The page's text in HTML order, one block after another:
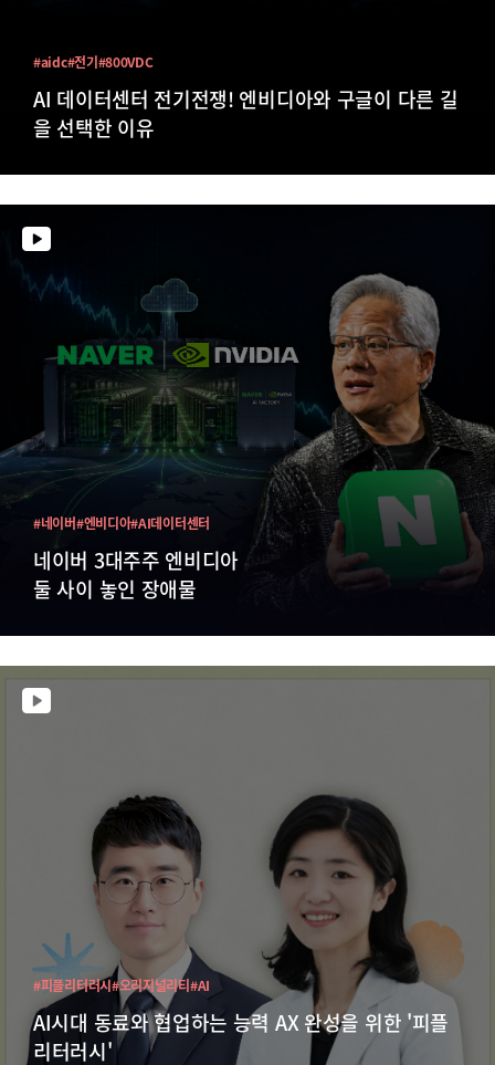
AI 데이터센터 전기전쟁! 엔비디아와 구글이 다른 길
을 선택한 이유
#aidc#전기#800VDC
네이버 3대주주 엔비디아
둘 사이 놓인 장애물
#네이버#엔비디아#AI데이터센터
AI시대 동료와 협업하는 능력 AX 완성을 위한 '피플
리터러시'
#피플리터러시#오리지널리티#AI